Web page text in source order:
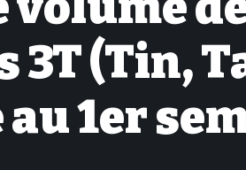
3T (Tin,
1er